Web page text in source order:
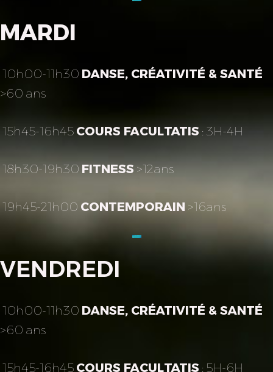
MARDI
10h00-11h30 DANSE, CRÉATIVITÉ & SANTÉ
>60 ans
15h45-16h45 COURS FACULTATIS : 3H-4H
18h30-19h30 FITNESS >12ans
19h45-21h00 CONTEMPORAIN >16ans
VENDREDI
10h00-11h30 DANSE, CRÉATIVITÉ & SANTÉ
>60 ans
15h45-16h45 COURS FACULTATIS : 5H-6H